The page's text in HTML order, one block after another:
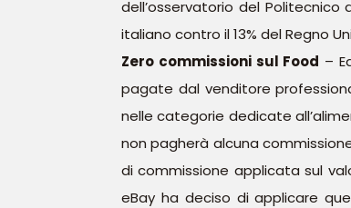
dell’osservatorio del
italiano contro il 13% del Regno
Zero commissioni sul Food –
pagate dal venditore
nelle categorie dedicate
non pagherà alcuna
di commissione applicata sul
eBay ha deciso di applicare